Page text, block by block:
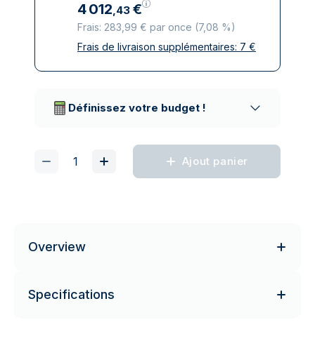
4012,43 €
Frais: 283,99 € par once (7,08 %)
Toutes taxes comprises
Frais de livraison supplémentaires: 7 €
Définissez votre budget !
Ajout panier
Overview
Specifications